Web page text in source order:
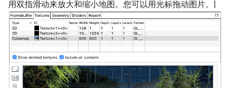
用双指滑动来放大和缩小地图。您可以用光标拖动图片。|